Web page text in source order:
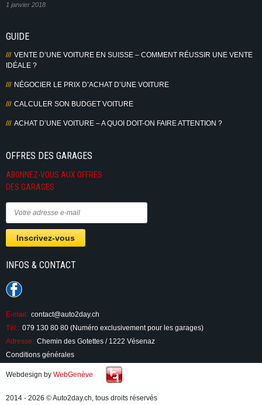
1 janvier 2018
GUIDE
VENTE D’UNE VOITURE EN SUISSE – COMMENT RÉUSSIR UNE VENTE
IDÉALE ?
NÉGOCIER LE PRIX D’ACHAT D’UNE VOITURE
CALCULER SON BUDGET VOITURE
ACHAT D’UNE VOITURE – A QUOI DOIT-ON FAIRE ATTENTION ?
OFFRES DES GARAGES
ABONNEZ-VOUS AUX OFFRES
DES GARAGES
INFOS & CONTACT
E-mail: contact@auto2day.ch
Tél.: 079 130 80 80 (Numéro exclusivement pour les garages)
Adresse: Chemin des Gotettes / 1222 Vésenaz
Conditions générales
Webdesign by WebGenève
2014 - 2026 © Auto2day.ch, tous droits réservés